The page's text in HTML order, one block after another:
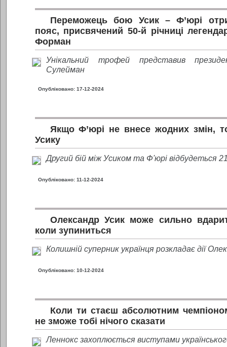
Переможець бою Усик – Ф’юрі
пояс, присвячений 50-й річниці
Форман
Унікальний трофей представив
Сулейман
Опубліковано: 17-12-2024
Якщо Ф’юрі не внесе жодних змін,
Усику
Другий бій між Усиком та Ф'юрі відбудеться
Опубліковано: 11-12-2024
Олександр Усик може сильно
коли зупиниться
Колишній суперник українця розкладає дії
Опубліковано: 10-12-2024
Коли ти стаєш абсолютним
не зможе тобі нічого сказати
Леннокс захоплюється виступами